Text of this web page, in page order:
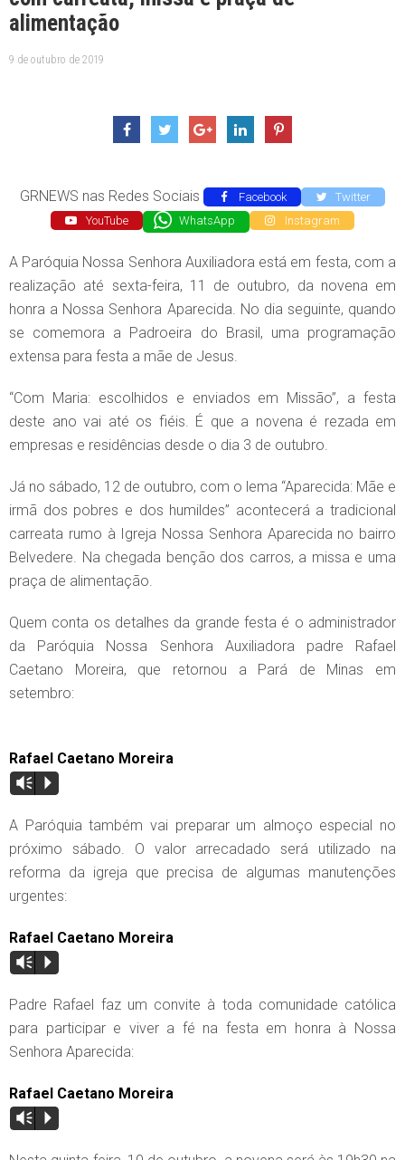
alimentação
9 de outubro de 2019
GRNEWS nas Redes Sociais Facebook
Twitter
YouTube
WhatsApp Instagram
A Paróquia Nossa Senhora Auxiliadora está em festa, com a
realização até sexta-feira, 11 de outubro, da novena em
honra a Nossa Senhora Aparecida. No dia seguinte, quando
se comemora a Padroeira do Brasil, uma programação
extensa para festa a mãe de Jesus.
“Com Maria: escolhidos e enviados em Missão”, a festa
deste ano vai até os fiéis. É que a novena é rezada em
empresas e residências desde o dia 3 de outubro.
Já no sábado, 12 de outubro, com o lema “Aparecida: Mãe e
irmã dos pobres e dos humildes” acontecerá a tradicional
carreata rumo à Igreja Nossa Senhora Aparecida no bairro
Belvedere. Na chegada benção dos carros, a missa e uma
praça de alimentação.
Quem conta os detalhes da grande festa é o administrador
da Paróquia Nossa Senhora Auxiliadora padre Rafael
Caetano Moreira, que retornou a Pará de Minas em
setembro:
Rafael Caetano Moreira
Vm P
A Paróquia também vai preparar um almoço especial no
próximo sábado. O valor arrecadado será utilizado na
reforma da igreja que precisa de algumas manutenções
urgentes:
Rafael Caetano Moreira
Vm P
Padre Rafael faz um convite à toda comunidade católica
para participar e viver a fé na festa em honra à Nossa
Senhora Aparecida:
Rafael Caetano Moreira
Vm P